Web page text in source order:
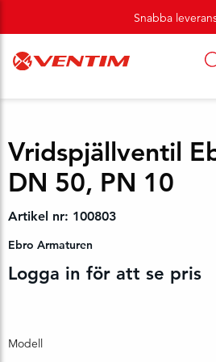
Snabba
Vridspjällventil
DN 50, PN 10
Artikel nr: 100803
Ebro Armaturen
Logga in för att se pris
Modell